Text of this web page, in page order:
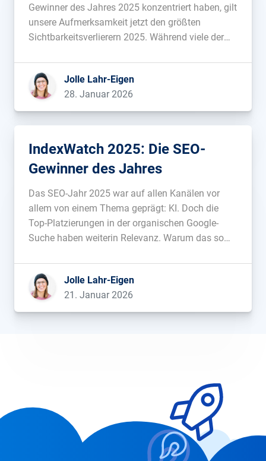
Gewinner des Jahres 2025 konzentriert haben, gilt
unsere Aufmerksamkeit jetzt den größten
Sichtbarkeitsverlierern 2025. Während viele der
zurückzuführen sind, sind auch viele der Verlierer
keine klassische Abstrafung, sondern vielmehr
das Resultat mehr oder minder gelungener […]...
Jolle Lahr-Eigen
28. Januar 2026
IndexWatch 2025: Die SEO-
Gewinner des Jahres
Das SEO-Jahr 2025 war auf allen Kanälen vor
allem von einem Thema geprägt: KI. Doch die
Top-Platzierungen in der organischen Google-
Suche haben weiterin Relevanz. Warum das so
Sichtbarkeit gewonnen hat und wie Wetterseiten,
IMDB, die Deutsche Börse oder Lotto Sachsen-
Anhalt dabei vorgegangen […]...
Jolle Lahr-Eigen
21. Januar 2026